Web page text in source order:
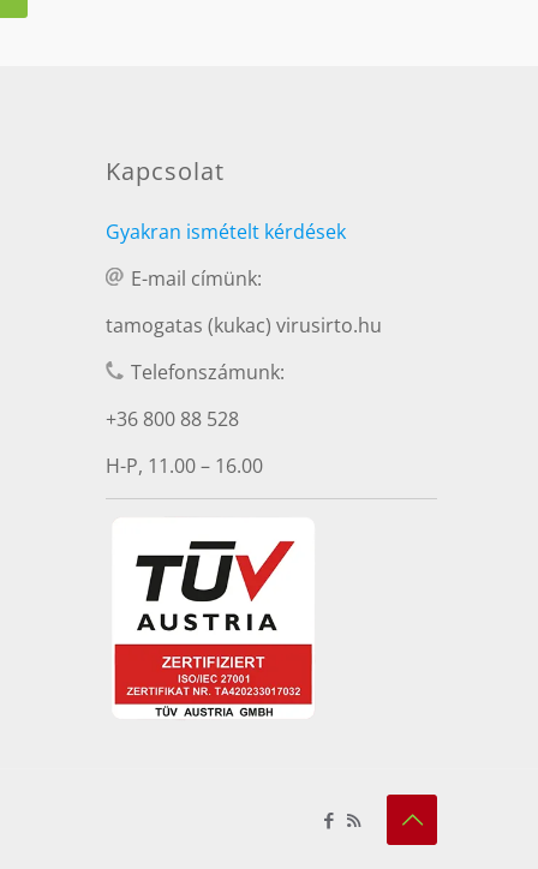
Kapcsolat
Gyakran ismételt kérdések
E-mail címünk:
tamogatas (kukac) virusirto.hu
Telefonszámunk:
+36 800 88 528
H-P, 11.00 – 16.00